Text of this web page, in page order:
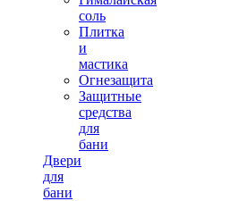
соль
Плитка
и
мастика
Огнезащита
Защитные
средства
для
бани
Двери
для
бани